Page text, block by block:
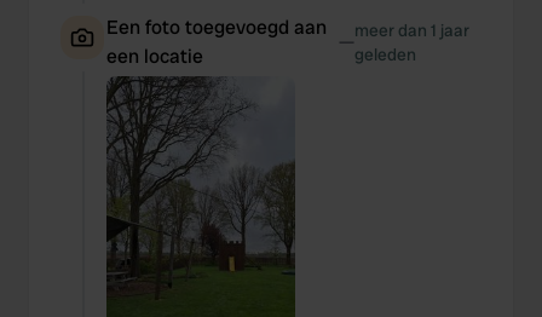
Een foto toegevoegd aan
een locatie
—meer dan 1 jaar
geleden